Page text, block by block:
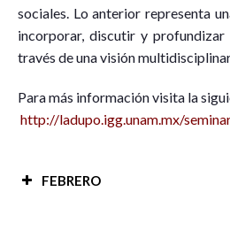
sociales. Lo anterior representa
incorporar, discutir y
través de una visión
Para más información visita la
http://ladupo.igg.unam.mx/
FEBRERO